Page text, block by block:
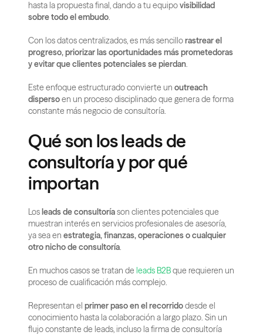
hasta la propuesta final, dando a tu equipo visibilidad
sobre todo el embudo.
Con los datos centralizados, es más sencillo rastrear el
progreso, priorizar las oportunidades más prometedoras
y evitar que clientes potenciales se pierdan.
Este enfoque estructurado convierte un outreach
disperso en un proceso disciplinado que genera de forma
constante más negocio de consultoría.
Qué son los leads de
consultoría y por qué
importan
Los leads de consultoría son clientes potenciales que
muestran interés en servicios profesionales de asesoría,
ya sea en estrategia, finanzas, operaciones o cualquier
otro nicho de consultoría.
En muchos casos se tratan de leads B2B que requieren un
proceso de cualificación más complejo.
Representan el primer paso en el recorrido desde el
conocimiento hasta la colaboración a largo plazo. Sin un
flujo constante de leads, incluso la firma de consultoría